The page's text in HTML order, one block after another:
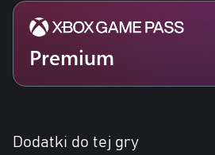
Premium
Dodatki do tej gry